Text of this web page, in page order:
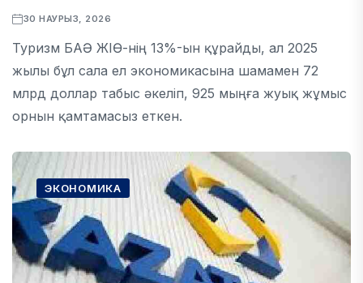
30 НАУРЫЗ, 2026
Туризм БАӘ ЖІӨ-нің 13%-ын құрайды, ал 2025
жылы бұл сала ел экономикасына шамамен 72
млрд доллар табыс әкеліп, 925 мыңға жуық жұмыс
орнын қамтамасыз еткен.
ЭКОНОМИКА